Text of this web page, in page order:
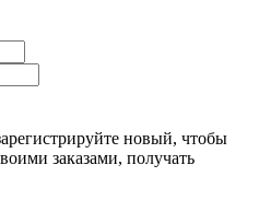
новый, чтобы
заказами, получать